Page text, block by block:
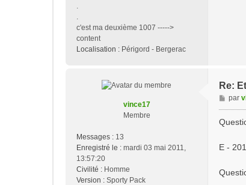
.
.
c'est ma deuxième 1007 ----->
content
Localisation : Périgord - Bergerac
vince17
Membre
Messages : 13
Enregistré le : mardi 03 mai 2011,
13:57:20
Civilité : Homme
Version : Sporty Pack
Re:
M
e
s
par
E -